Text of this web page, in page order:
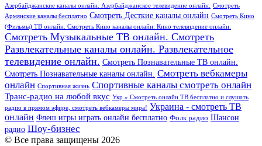
Азербайджанские каналы онлайн. Азербайджанское телевидение онлайн.
Смотреть
Армянские каналы бесплатно Смотреть Десткие каналы онлайн Смотреть Кино
(Фильмы) ТВ онлайн. Смотреть Кино каналы онлайн. Кино телевидение онлайн.
Смотреть Музыкальные ТВ онлайн. Смотреть
Развлекательные каналы онлайн. Развлекательное
телевидение онлайн. Смотреть Познавательные ТВ онлайн.
Смотреть Познавательные каналы онлайн. Смотреть вебкамеры
онлайн Спортивная жизнь Спортивные каналы смотреть онлайн
Транс-радио на любой вкус Укр » Смотреть онлайн ТВ бесплатно и слушать
радио в прямом эфире, смотреть вебкамеры мира! Украина - смотреть ТВ
онлайн Флеш игры играть онлайн бесплатно Фолк радио Шансон
радио Шоу-бизнес
© Все права защищены 2026